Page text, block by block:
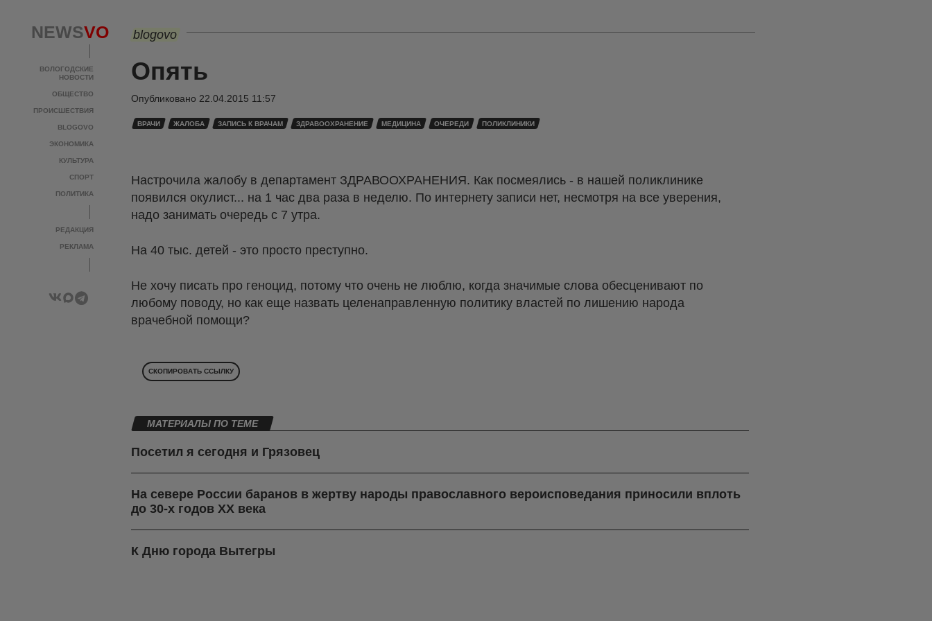
NEWSVO
ВОЛОГОДСКИЕ
НОВОСТИ
ОБЩЕСТВО
ПРОИСШЕСТВИЯ
BLOGOVO
ЭКОНОМИКА
КУЛЬТУРА
СПОРТ
ПОЛИТИКА
РЕДАКЦИЯ
РЕКЛАМА
blogovo
Опять
Опубликовано 22.04.2015 11:57
ВРАЧИ ЖАЛОБА ЗАПИСЬ К ВРАЧАМ ЗДРАВООХРАНЕНИЕ МЕДИЦИНА ОЧЕРЕДИ ПОЛИКЛИНИКИ
Настрочила жалобу в департамент ЗДРАВООХРАНЕНИЯ. Как посмеялись - в нашей поликлинике
появился окулист... на 1 час два раза в неделю. По интернету записи нет, несмотря на все уверения,
надо занимать очередь с 7 утра.
На 40 тыс. детей - это просто преступно.
Не хочу писать про геноцид, потому что очень не люблю, когда значимые слова обесценивают по
любому поводу, но как еще назвать целенаправленную политику властей по лишению народа
врачебной помощи?
СКОПИРОВАТЬ ССЫЛКУ
МАТЕРИАЛЫ ПО ТЕМЕ
Посетил я сегодня и Грязовец
На севере России баранов в жертву народы православного вероисповедания приносили вплоть
до 30-х годов ХХ века
К Дню города Вытегры